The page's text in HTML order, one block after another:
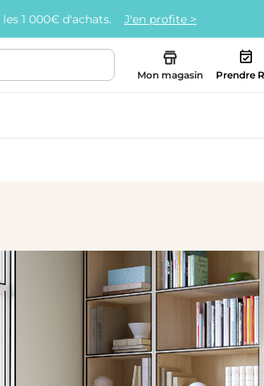
1 000€ d'achats. J'en profite >
Mon magasin Prendre